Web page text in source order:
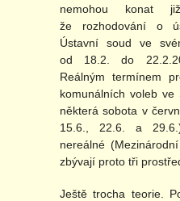
nemohou konat
že rozhodování o
Ústavní soud ve
od 18.2. do
Reálným termínem
komunálních voleb
některá sobota v
15.6., 22.6. a
nereálné
zbývají proto tři
Ještě trocha teorie.